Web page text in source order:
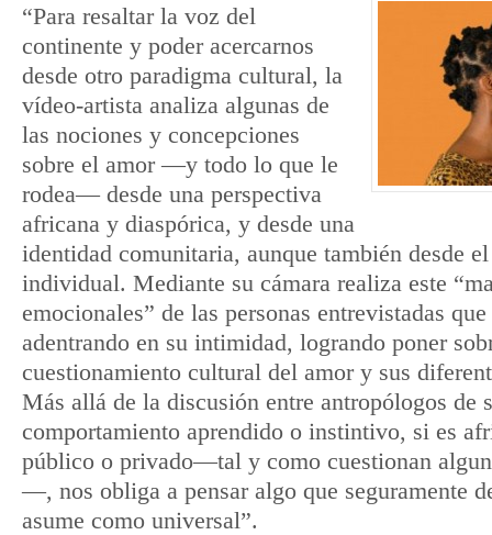
“Para resaltar la voz del
continente y poder acercarnos
desde otro paradigma cultural, la
vídeo-artista analiza algunas de
las nociones y concepciones
sobre el amor —y todo lo que le
rodea— desde una perspectiva
africana y diaspórica, y desde una
identidad comunitaria, aunque también desde
individual. Mediante su cámara realiza este
emocionales” de las personas entrevistadas
adentrando en su intimidad, logrando poner
cuestionamiento cultural del amor y sus
Más allá de la discusión entre antropólogos de
comportamiento aprendido o instintivo, si es
público o privado—tal y como cuestionan
—, nos obliga a pensar algo que seguramente
asume como universal”.